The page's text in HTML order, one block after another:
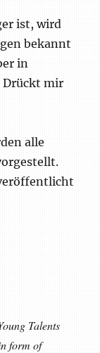
ist, wird
bekannt
in
Drückt mir
alle
Talents
form of